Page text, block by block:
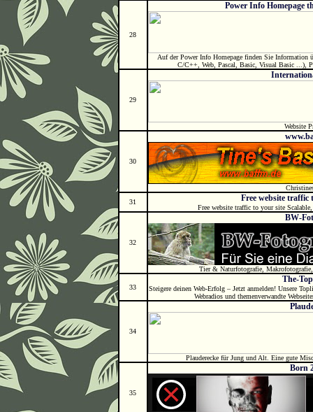
28
Power Info Homepage
Auf der Power Info Homepage finden Sie Information
C/C++, Web, Pascal, Basic, Visual Basic ...),
29
Website
30
31
Free website traffic
Free website traffic to your site
32
BW-
Tier & Naturfotografie,
33
The-
Steigere deinen Web-Erfolg – Jetzt anmelden! Unsere
Webradios und themenverwandte
34
Plauderecke für Jung und Alt. Eine gute
35
Born